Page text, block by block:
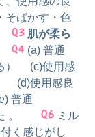
そばかす・色
肌が柔ら
(a) 普通
） (c)使用感
(d)使用感良
(e) 普通
た 。
ミル
く感じがし